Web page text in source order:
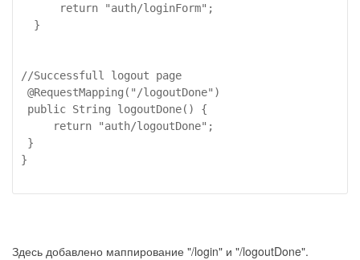
      return "auth/loginForm";
  }
//Successfull logout page
@RequestMapping("/logoutDone")
public String logoutDone() {
     return "auth/logoutDone";
}
}
Здесь добавлено маппирование "/login" и "/logoutDone".